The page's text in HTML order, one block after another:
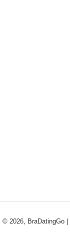
© 2026, BraDatingGo |